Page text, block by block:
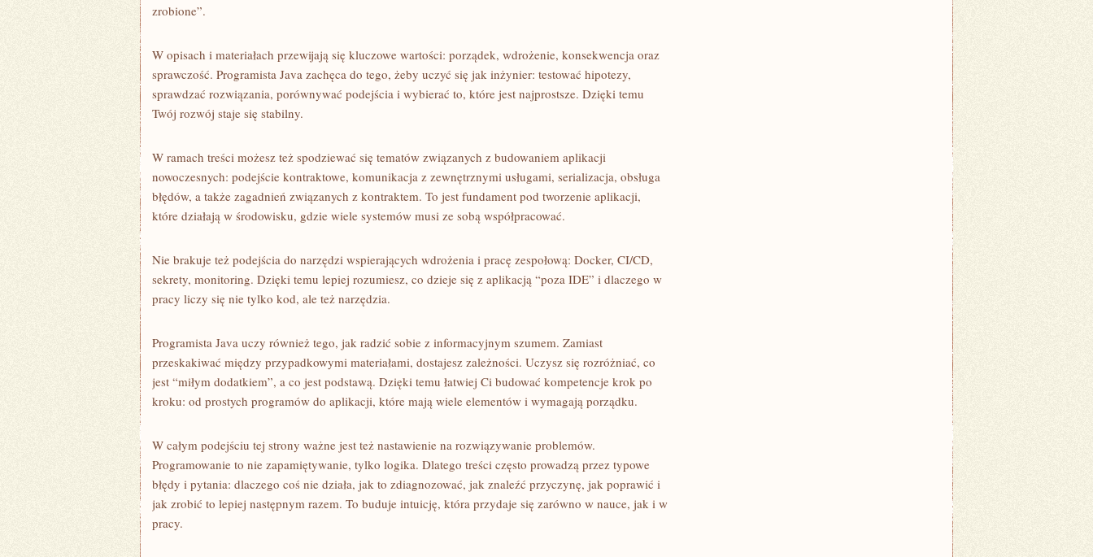
zrobione”.
W opisach i materiałach przewijają się kluczowe wartości: porządek, wdrożenie, konsekwencja oraz
sprawczość. Programista Java zachęca do tego, żeby uczyć się jak inżynier: testować hipotezy,
sprawdzać rozwiązania, porównywać podejścia i wybierać to, które jest najprostsze. Dzięki temu
Twój rozwój staje się stabilny.
W ramach treści możesz też spodziewać się tematów związanych z budowaniem aplikacji
nowoczesnych: podejście kontraktowe, komunikacja z zewnętrznymi usługami, serializacja, obsługa
błędów, a także zagadnień związanych z kontraktem. To jest fundament pod tworzenie aplikacji,
które działają w środowisku, gdzie wiele systemów musi ze sobą współpracować.
Nie brakuje też podejścia do narzędzi wspierających wdrożenia i pracę zespołową: Docker, CI/CD,
sekrety, monitoring. Dzięki temu lepiej rozumiesz, co dzieje się z aplikacją “poza IDE” i dlaczego w
pracy liczy się nie tylko kod, ale też narzędzia.
Programista Java uczy również tego, jak radzić sobie z informacyjnym szumem. Zamiast
przeskakiwać między przypadkowymi materiałami, dostajesz zależności. Uczysz się rozróżniać, co
jest “miłym dodatkiem”, a co jest podstawą. Dzięki temu łatwiej Ci budować kompetencje krok po
kroku: od prostych programów do aplikacji, które mają wiele elementów i wymagają porządku.
W całym podejściu tej strony ważne jest też nastawienie na rozwiązywanie problemów.
Programowanie to nie zapamiętywanie, tylko logika. Dlatego treści często prowadzą przez typowe
błędy i pytania: dlaczego coś nie działa, jak to zdiagnozować, jak znaleźć przyczynę, jak poprawić i
jak zrobić to lepiej następnym razem. To buduje intuicję, która przydaje się zarówno w nauce, jak i w
pracy.